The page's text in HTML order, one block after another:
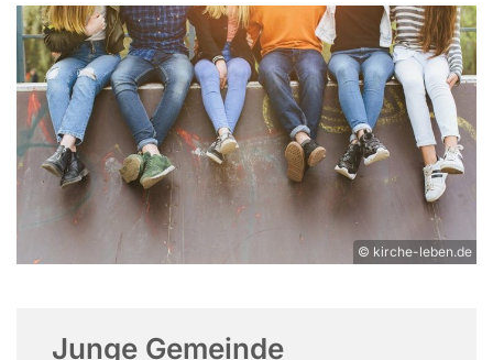
© kirche-leben.de
Junge Gemeinde